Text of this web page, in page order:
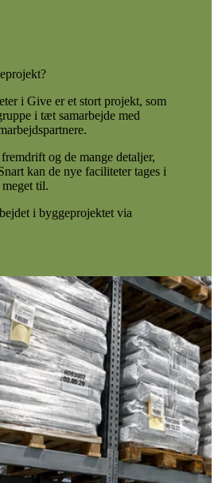
i Give er et stort projekt, som
i tæt samarbejde med
og de mange detaljer,
kan de nye faciliteter tages i
til.
i byggeprojektet via